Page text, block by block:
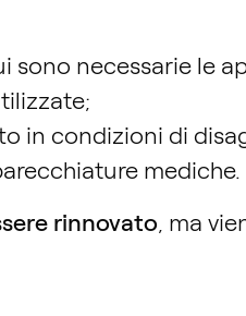
sono necessarie le
in condizioni di
mediche.
rinnovato, ma